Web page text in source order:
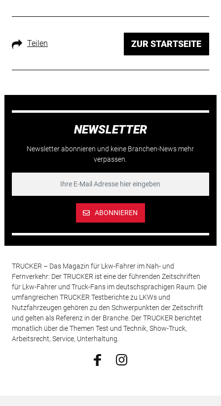
Teilen ZUR STARTSEITE
NEWSLETTER
Newsletter abonnieren und keine Branchen-News mehr
verpassen.
ABONNIEREN
TRUCKER – Das Magazin für Lkw-Fahrer im Nah- und
Fernverkehr: Der TRUCKER ist eine der führenden Zeitschriften
für Lkw-Fahrer und Truck-Fans im deutschsprachigen Raum. Die
umfangreichen TRUCKER Testberichte zu LKWs und
Nutzfahrzeugen gehören zu den Schwerpunkten der Zeitschrift
und gelten als Referenz in der Branche. Der TRUCKER berichtet
monatlich über die Themen Test und Technik, Show-Truck,
Arbeitsrecht, Service, Unterhaltung.